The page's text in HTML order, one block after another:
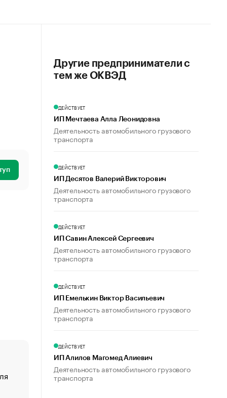
«От спорта тело стареет иначе». Как живет глава
создавшей GTA
Другие предприниматели с
тем же ОКВЭД
ДЕЙСТВУЕТ
ИП Мечтаева Алла Леонидовна
Деятельность автомобильного грузового
транспорта
ДЕЙСТВУЕТ
ИП Десятов Валерий Викторович
Деятельность автомобильного грузового
транспорта
ДЕЙСТВУЕТ
ИП Савин Алексей Сергеевич
Деятельность автомобильного грузового
транспорта
ДЕЙСТВУЕТ
ИП Емелькин Виктор Васильевич
Деятельность автомобильного грузового
транспорта
ДЕЙСТВУЕТ
ИП Алилов Магомед Алиевич
Деятельность автомобильного грузового
транспорта